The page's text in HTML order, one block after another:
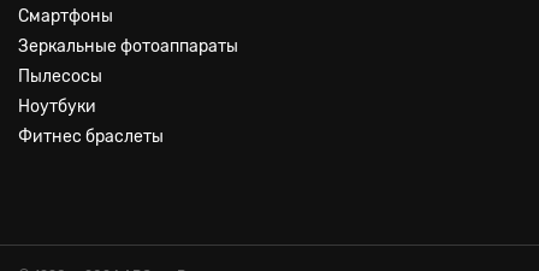
Смартфоны
Зеркальные фотоаппараты
Пылесосы
Ноутбуки
Фитнес браслеты